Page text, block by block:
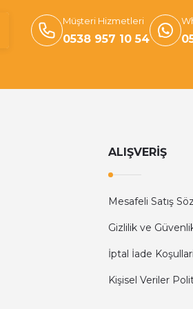
Müşteri Hizmetleri
0538 957 10 54
ALIŞVERİŞ
Mesafeli Satış
Gizlilik ve
İptal İade Koşullari
Kişisel Veriler